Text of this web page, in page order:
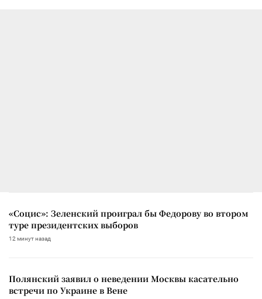
«Социс»: Зеленский проиграл бы Федорову во втором
туре президентских выборов
12 минут назад
Полянский заявил о неведении Москвы касательно
встречи по Украине в Вене